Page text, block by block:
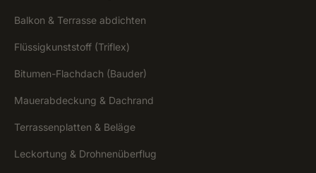
Balkon & Terrasse abdichten
Flüssigkunststoff (Triflex)
Bitumen-Flachdach (Bauder)
Mauerabdeckung & Dachrand
Terrassenplatten & Beläge
Leckortung & Drohnenüberflug